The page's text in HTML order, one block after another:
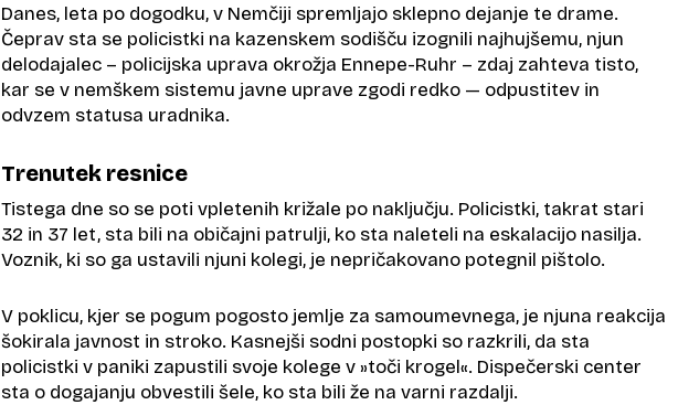
Danes, leta po dogodku, v Nemčiji spremljajo sklepno dejanje te drame.
Čeprav sta se policistki na kazenskem sodišču izognili najhujšemu, njun
delodajalec – policijska uprava okrožja Ennepe-Ruhr – zdaj zahteva tisto,
kar se v nemškem sistemu javne uprave zgodi redko — odpustitev in
odvzem statusa uradnika.
Trenutek resnice
Tistega dne so se poti vpletenih križale po naključju. Policistki, takrat stari
32 in 37 let, sta bili na običajni patrulji, ko sta naleteli na eskalacijo nasilja.
Voznik, ki so ga ustavili njuni kolegi, je nepričakovano potegnil pištolo.
V poklicu, kjer se pogum pogosto jemlje za samoumevnega, je njuna reakcija
šokirala javnost in stroko. Kasnejši sodni postopki so razkrili, da sta
policistki v paniki zapustili svoje kolege v »toči krogel«. Dispečerski center
sta o dogajanju obvestili šele, ko sta bili že na varni razdalji.